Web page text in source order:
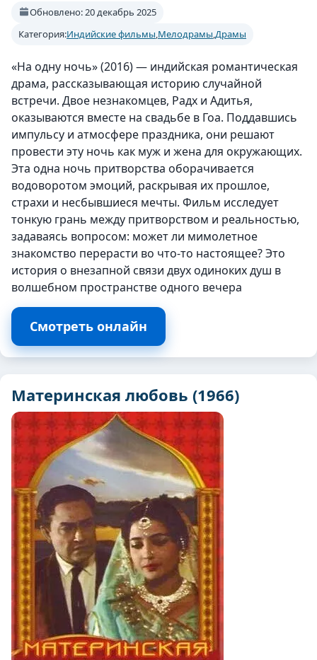
Обновлено: 20 декабрь 2025
Категория:Индийские фильмы,Мелодрамы,Драмы
«На одну ночь» (2016) — индийская романтическая
драма, рассказывающая историю случайной
встречи. Двое незнакомцев, Радх и Адитья,
оказываются вместе на свадьбе в Гоа. Поддавшись
импульсу и атмосфере праздника, они решают
провести эту ночь как муж и жена для окружающих.
Эта одна ночь притворства оборачивается
водоворотом эмоций, раскрывая их прошлое,
страхи и несбывшиеся мечты. Фильм исследует
тонкую грань между притворством и реальностью,
задаваясь вопросом: может ли мимолетное
знакомство перерасти во что-то настоящее? Это
история о внезапной связи двух одиноких душ в
волшебном пространстве одного вечера
Смотреть онлайн
Материнская любовь (1966)